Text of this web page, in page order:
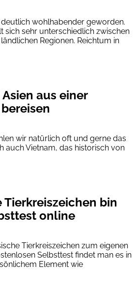
wohlhabender geworden.
sich sehr unterschiedlich zwischen
Regionen. Reichtum in
aus einer
wir natürlich oft und gerne das
auch Vietnam, das historisch von
bin
online
Tierkreiszeichen zum eigenen
Selbsttest findet man es in
Element wie